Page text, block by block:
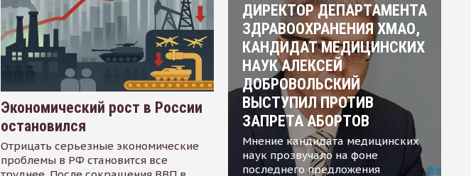
Экономический рост в России
остановился
Отрицать серьезные экономические
проблемы в РФ становится все
ДИРЕКТОР ДЕПАРТАМЕНТА
ЗДРАВООХРАНЕНИЯ ХМАО,
КАНДИДАТ МЕДИЦИНСКИХ
НАУК АЛЕКСЕЙ
ДОБРОВОЛЬСКИЙ
ВЫСТУПИЛ ПРОТИВ
ЗАПРЕТА АБОРТОВ
Мнение кандидата медицинских
наук прозвучало на фоне
последнего предложения